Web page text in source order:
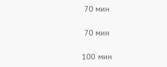
70 мин
70 мин
100 мин